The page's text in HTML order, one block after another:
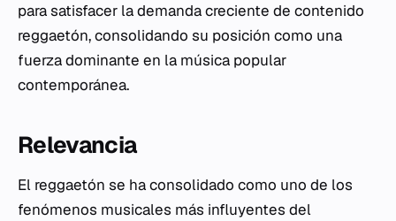
para satisfacer la demanda creciente de contenido
reggaetón, consolidando su posición como una
fuerza dominante en la música popular
contemporánea.
Relevancia
El reggaetón se ha consolidado como uno de los
fenómenos musicales más influyentes del